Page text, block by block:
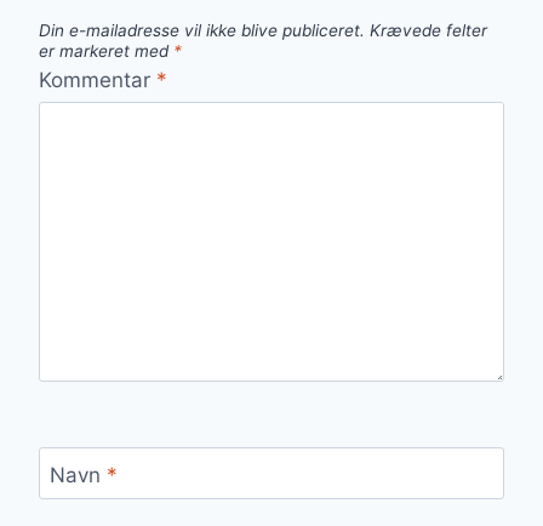
Din e-mailadresse vil ikke blive publiceret. Krævede felter
er markeret med *
Kommentar *
Navn *